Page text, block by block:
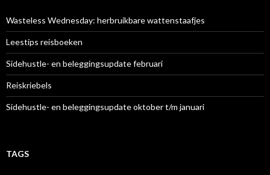
Wasteless Wednesday: herbruikbare wattenstaafjes
Leestips reisboeken
Sidehustle- en beleggingsupdate februari
Reiskriebels
Sidehustle- en beleggingsupdate oktober t/m januari
TAGS